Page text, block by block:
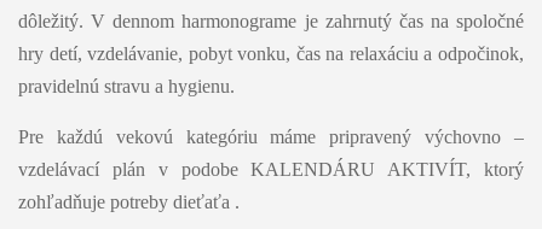
dôležitý. V dennom harmonograme je zahrnutý čas na spoločné
hry detí, vzdelávanie, pobyt vonku, čas na relaxáciu a odpočinok,
pravidelnú stravu a hygienu.
Pre každú vekovú kategóriu máme pripravený výchovno –
vzdelávací plán v podobe KALENDÁRU AKTIVÍT, ktorý
zohľadňuje potreby dieťaťa .